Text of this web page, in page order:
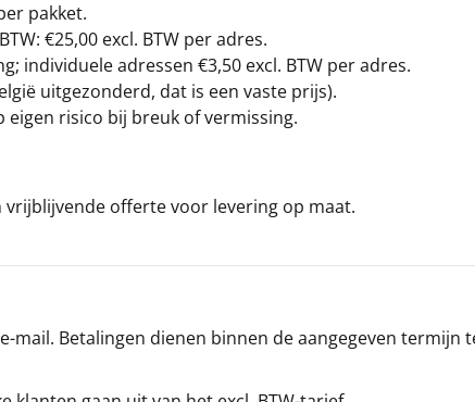
pakket.
€25,00 excl. BTW per adres.
individuele adressen €3,50 excl. BTW per adres.
uitgezonderd, dat is een vaste prijs).
risico bij breuk of vermissing.
vrijblijvende offerte voor levering op maat.
Betalingen dienen binnen de aangegeven termijn